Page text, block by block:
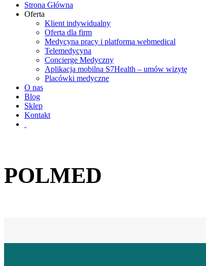
Strona Główna
Oferta
Klient indywidualny
Oferta dla firm
Medycyna pracy i platforma webmedical
Telemedycyna
Concierge Medyczny
Aplikacja mobilna S7Health – umów wizytę
Placówki medyczne
O nas
Blog
Sklep
Kontakt
POLMED